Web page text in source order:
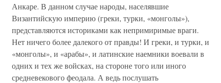
Анкаре. В данном случае народы, населявшие
Византийскую империю (греки, турки, «монголы»),
представляются историками как непримиримые враги.
Нет ничего более далекого от правды! И греки, и турки, и
«монголы», и «арабы», и латинские наемники воевали в
одних и тех же войсках, на стороне того или иного
средневекового феодала. А ведь послушать